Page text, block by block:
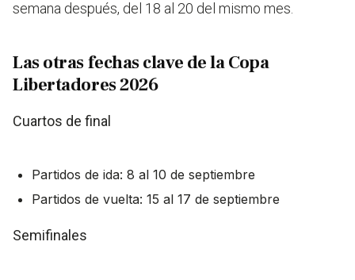
semana después, del 18 al 20 del mismo mes.
Las otras fechas clave de la Copa
Libertadores 2026
Cuartos de final
Partidos de ida: 8 al 10 de septiembre
Partidos de vuelta: 15 al 17 de septiembre
Semifinales